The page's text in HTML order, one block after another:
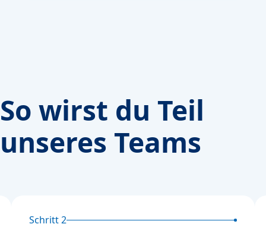
So wirst du Teil
unseres Teams
Schritt 2